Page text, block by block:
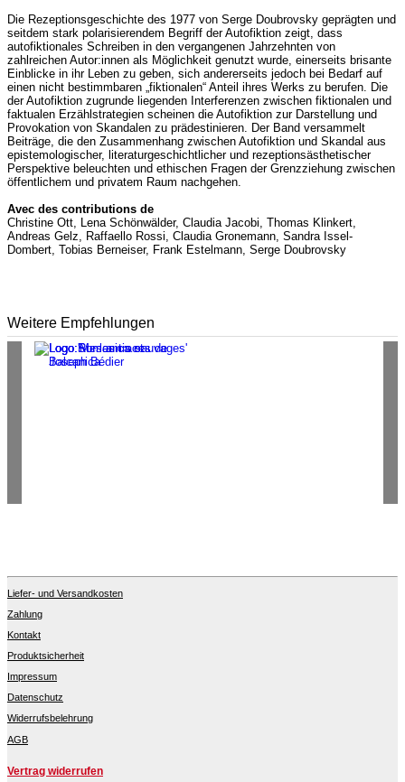
Die Rezeptionsgeschichte des 1977 von Serge Doubrovsky geprägten und
seitdem stark polarisierendem Begriff der Autofiktion zeigt, dass
autofiktionales Schreiben in den vergangenen Jahrzehnten von
zahlreichen Autor:innen als Möglichkeit genutzt wurde, einerseits brisante
Einblicke in ihr Leben zu geben, sich andererseits jedoch bei Bedarf auf
einen nicht bestimmbaren „fiktionalen“ Anteil ihres Werks zu berufen. Die
der Autofiktion zugrunde liegenden Interferenzen zwischen fiktionalen und
faktualen Erzählstrategien scheinen die Autofiktion zur Darstellung und
Provokation von Skandalen zu prädestinieren. Der Band versammelt
Beiträge, die den Zusammenhang zwischen Autofiktion und Skandal aus
epistemologischer, literaturgeschichtlicher und rezeptionsästhetischer
Perspektive beleuchten und ethischen Fragen der Grenzziehung zwischen
öffentlichem und privatem Raum nachgehen.
Avec des contributions de
Christine Ott, Lena Schönwälder, Claudia Jacobi, Thomas Klinkert,
Andreas Gelz, Raffaello Rossi, Claudia Gronemann, Sandra Issel-
Dombert, Tobias Berneiser, Frank Estelmann, Serge Doubrovsky
Weitere Empfehlungen
Liefer- und Versandkosten
Zahlung
Kontakt
Produktsicherheit
Impressum
Datenschutz
Widerrufsbelehrung
AGB
Vertrag widerrufen